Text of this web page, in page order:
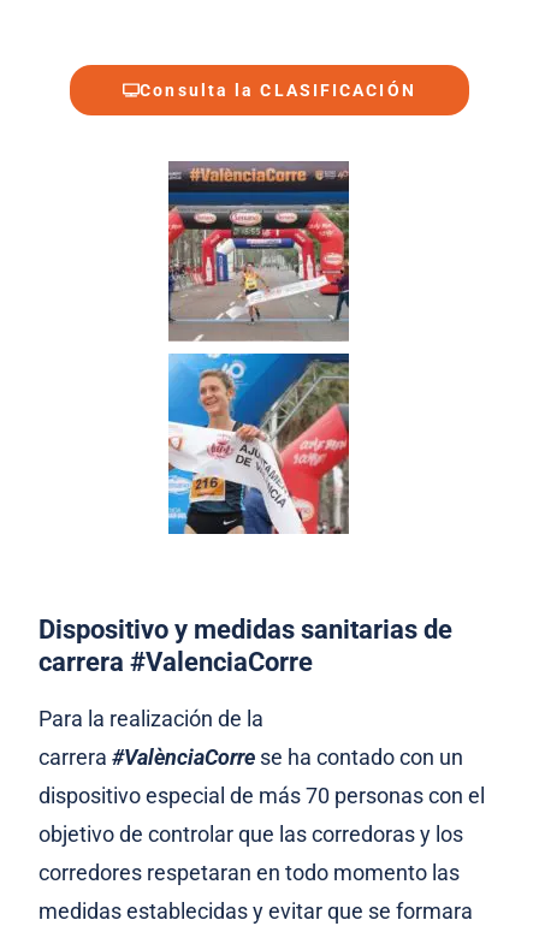
Consulta la CLASIFICACIÓN
Dispositivo y medidas sanitarias de
carrera #ValenciaCorre
Para la realización de la
carrera#ValènciaCorre se ha contado con un
dispositivo especial de más 70 personas con el
objetivo de controlar que las corredoras y los
corredores respetaran en todo momento las
medidas establecidas y evitar que se formara